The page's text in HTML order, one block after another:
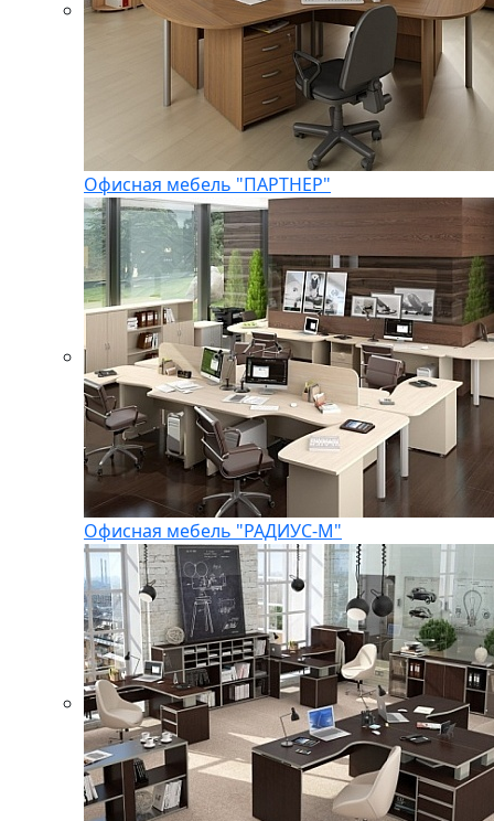
Офисная мебель "ПАРТНЕР"
Офисная мебель "РАДИУС-М"